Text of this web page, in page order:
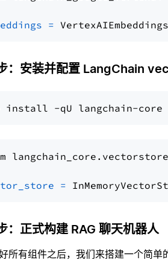
=
：安装并配置 LangChain
=
：正式构建 RAG 聊天机器人
所有组件之后，我们来搭建一个简单